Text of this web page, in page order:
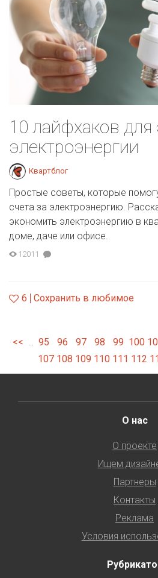
10 лайфхаков
электроэнергии
Квартблог
Простые советы, которые
счета за электроэнергию.
экономить электроэнергию в
доме, даче или офисе.
12011
6 Сохранить в любимое
<< ... 95 96 97 98 99 100
107 108 109 110 111 112
О нас
О проекте
Ищем
Партнеры
Контакты
Реклама
Условия